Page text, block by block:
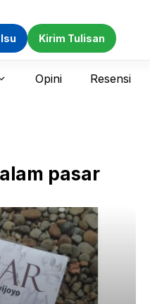
Kirim Tulisan
Opini Resensi
pasar